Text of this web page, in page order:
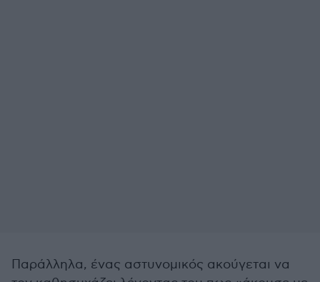
Παράλληλα, ένας αστυνομικός ακούγεται να